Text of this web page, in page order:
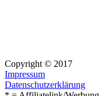
Copyright © 2017
Impressum
Datenschutzerklärung